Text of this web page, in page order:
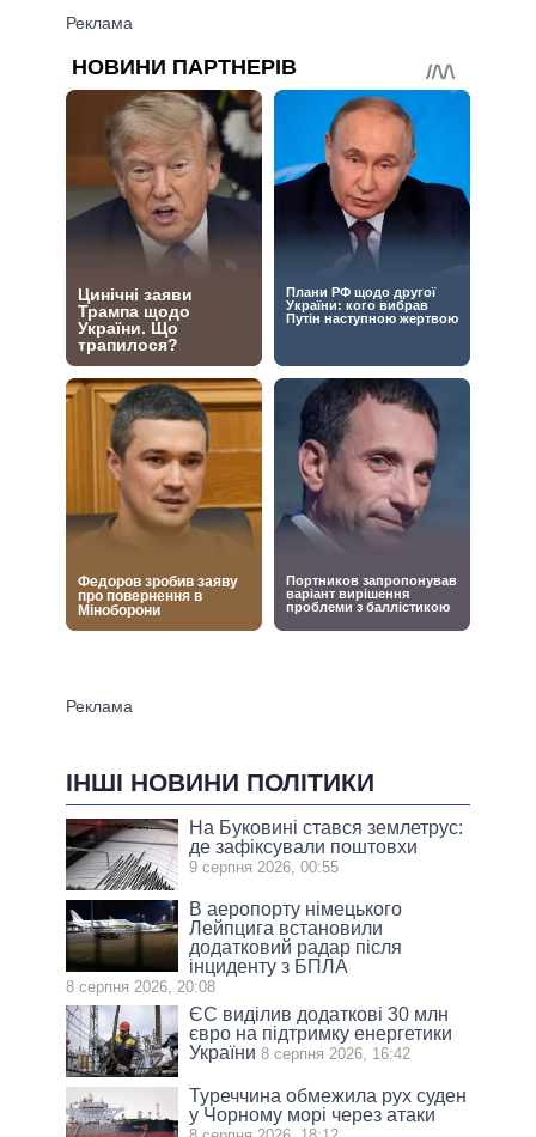
ІНШІ НОВИНИ ПОЛІТИКИ
На Буковині стався землетрус:
де зафіксували поштовхи
9 серпня 2026, 00:55
В аеропорту німецького
Лейпцига встановили
додатковий радар після
інциденту з БПЛА
8 серпня 2026, 20:08
ЄС виділив додаткові 30 млн
євро на підтримку енергетики
України 8 серпня 2026, 16:42
Туреччина обмежила рух суден
у Чорному морі через атаки